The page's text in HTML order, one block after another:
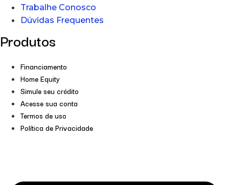
Trabalhe Conosco
Dúvidas Frequentes
Produtos
Financiamento
Home Equity
Simule seu crédito
Acesse sua conta
Termos de uso
Política de Privacidade